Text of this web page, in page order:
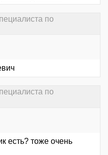
по
по
есть? тоже очень